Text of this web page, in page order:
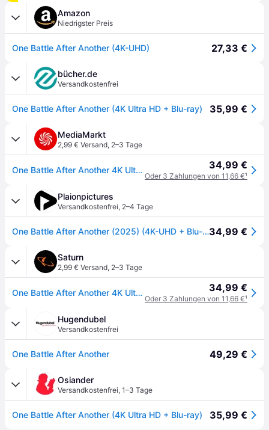
Amazon
Niedrigster Preis
One Battle After Another (4K-UHD) 27,33 €
bücher.de
Versandkostenfrei
One Battle After Another (4K Ultra HD + Blu-ray) 35,99 €
MediaMarkt
2,99 € Versand, 2–3 Tage
One Battle After Another 4K Ultra HD Blu-ray 34,99 €
Oder 3 Zahlungen von 11,66 €¹
Plaionpictures
Versandkostenfrei, 2–4 Tage
One Battle After Another (2025) (4K-UHD + Blu-ray)34,99 €
Saturn
2,99 € Versand, 2–3 Tage
One Battle After Another 4K Ultra HD Blu-ray 34,99 €
Oder 3 Zahlungen von 11,66 €¹
Hugendubel
Versandkostenfrei
One Battle After Another 49,29 €
Osiander
Versandkostenfrei, 1–3 Tage
One Battle After Another (4K Ultra HD + Blu-ray) 35,99 €